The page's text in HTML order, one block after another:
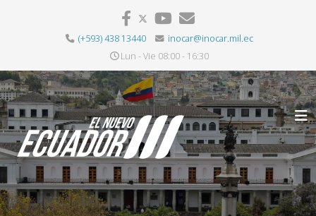
(+593) 438 13440
inocar@inocar.mil.ec
Lun - Vie 08:00 - 16:30